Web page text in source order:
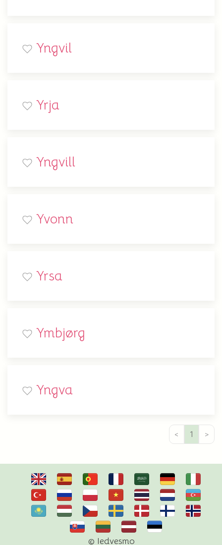
Yngvil
Yrja
Yngvill
Yvonn
Yrsa
Ymbjørg
Yngva
< 1 >
© Iedvesmo